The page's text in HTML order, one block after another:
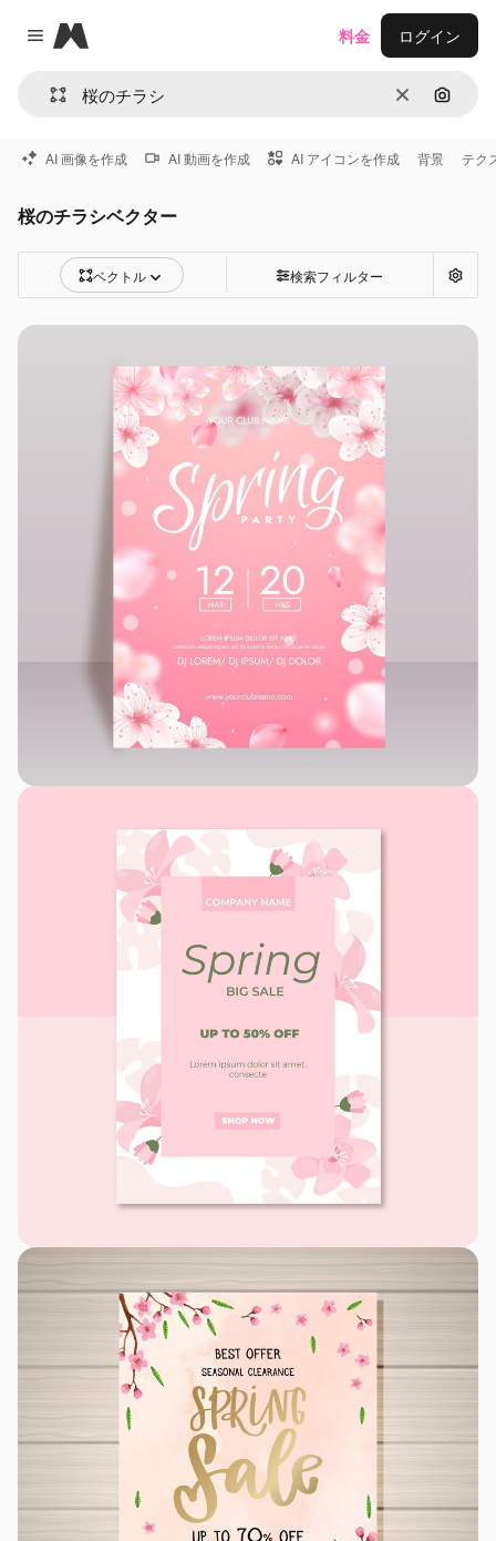
Close menu
Magnific
消去 画像で
料金 ログイン
AI 画像を作成 AI 動画を作成 AI アイコンを作成 背景 テク
桜のチラシベクター
ベクトル 検索フィルター